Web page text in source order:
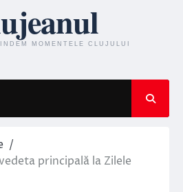
principală la Zilele